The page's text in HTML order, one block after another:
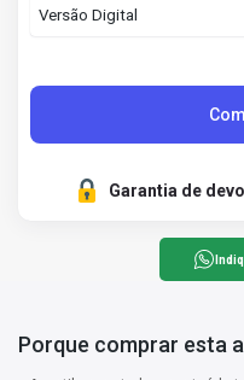
Garantia de
Porque comprar esta